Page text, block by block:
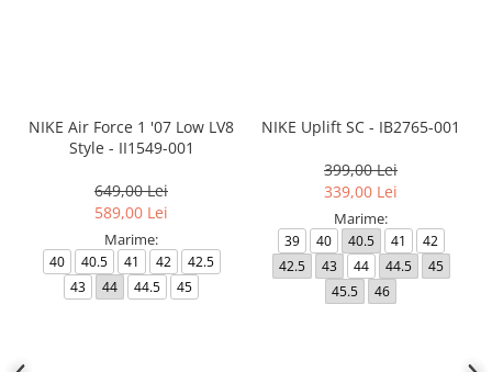
NIKE Air Force 1 '07 Low LV8
Style - II1549-001
649,00 Lei
589,00 Lei
Marime:
40 40.5 41 42
42.5
43
44 44.5 45
NIKE Uplift SC - IB2765-001
399,00 Lei
339,00 Lei
Marime:
39 40 40.5 41
42
42.5
43 44 44.5
45
45.5
46